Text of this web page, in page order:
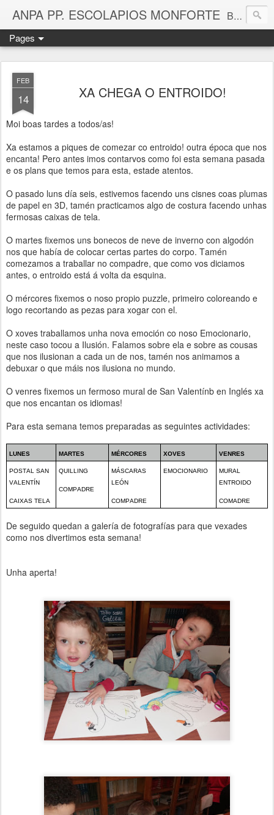
ANPA PP. ESCOLAPIOS MONFORTE Blog da Asociación de nais e pais do Colexio PP. Escolapios de Monforte de Lemos
Pages
FEB
14 XA CHEGA O ENTROIDO!
Moi boas tardes a todos/as!
Xa estamos a piques de comezar co entroido! outra época que nos
encanta! Pero antes imos contarvos como foi esta semana pasada
e os plans que temos para esta, estade atentos.
O pasado luns día seis, estivemos facendo uns cisnes coas plumas
de papel en 3D, tamén practicamos algo de costura facendo unhas
fermosas caixas de tela.
O martes fixemos uns bonecos de neve de inverno con algodón
nos que había de colocar certas partes do corpo. Tamén
comezamos a traballar no compadre, que como vos diciamos
antes, o entroido está á volta da esquina.
O mércores fixemos o noso propio puzzle, primeiro coloreando e
logo recortando as pezas para xogar con el.
O xoves traballamos unha nova emoción co noso Emocionario,
neste caso tocou a Ilusión. Falamos sobre ela e sobre as cousas
que nos ilusionan a cada un de nos, tamén nos animamos a
debuxar o que máis nos ilusiona no mundo.
O venres fixemos un fermoso mural de San Valentínb en Inglés xa
que nos encantan os idiomas!
Para esta semana temos preparadas as seguintes actividades:
LUNES MARTES MÉRCORES XOVES VENRES
POSTAL SAN
VALENTÍN
CAIXAS TELA
QUILLING
COMPADRE
MÁSCARAS
LEÓN
COMPADRE
EMOCIONARIO
MURAL
ENTROIDO
COMADRE
De seguido quedan a galería de fotografías para que vexades
como nos divertimos esta semana!
Unha aperta!